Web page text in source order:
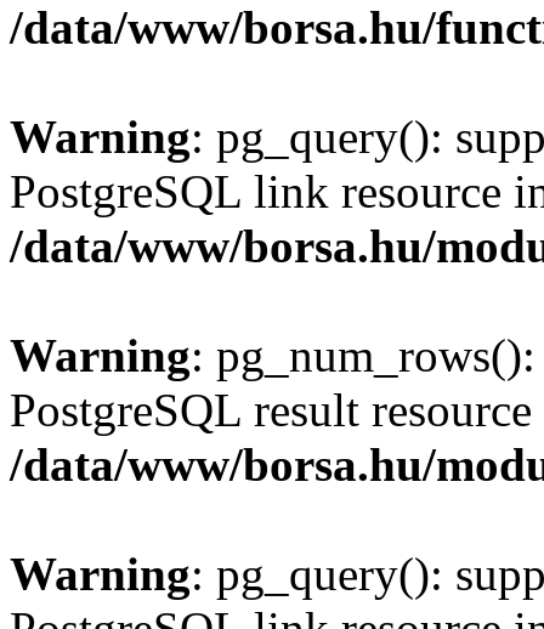
/data/www/borsa.hu/
Warning: pg_query():
PostgreSQL link resource
/data/www/borsa.hu/
Warning:
PostgreSQL result
/data/www/borsa.hu/
Warning: pg_query():